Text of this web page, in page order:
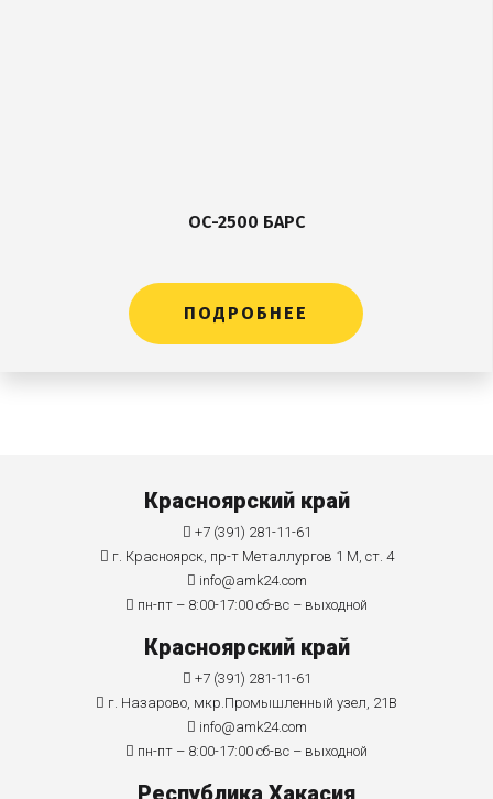
ОС-2500 БАРС
ПОДРОБНЕЕ
Красноярский край
+7 (391) 281-11-61
г. Красноярск, пр-т Металлургов 1 М, ст. 4
info@amk24.com
пн-пт – 8:00-17:00 сб-вс – выходной
Красноярский край
+7 (391) 281-11-61
г. Назарово, мкр.Промышленный узел, 21В
info@amk24.com
пн-пт – 8:00-17:00 сб-вс – выходной
Республика Хакасия